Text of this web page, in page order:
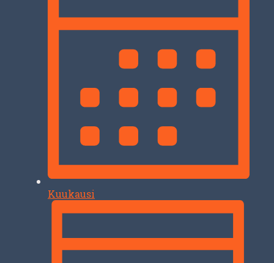
Kuukausi